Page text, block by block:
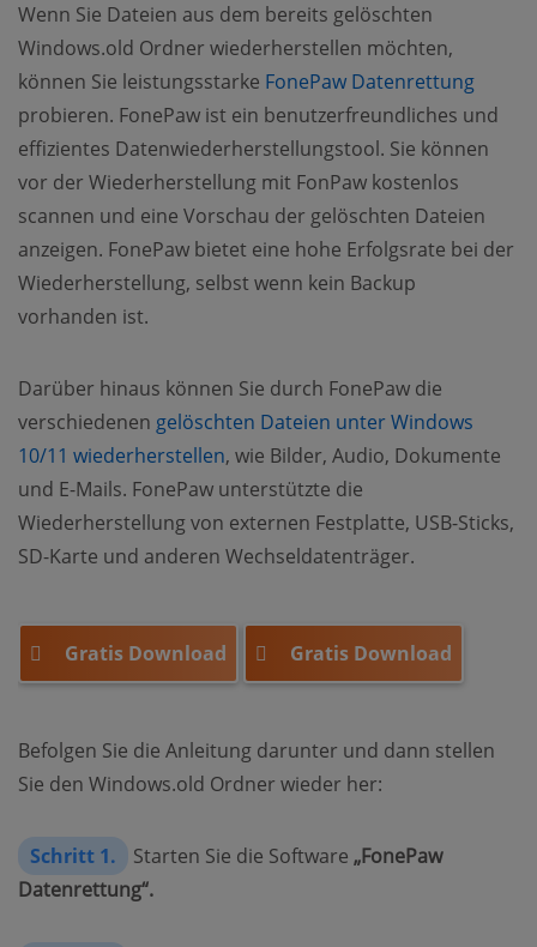
Wenn Sie Dateien aus dem bereits gelöschten
Windows.old Ordner wiederherstellen möchten,
können Sie leistungsstarke FonePaw Datenrettung
probieren. FonePaw ist ein benutzerfreundliches und
effizientes Datenwiederherstellungstool. Sie können
vor der Wiederherstellung mit FonPaw kostenlos
scannen und eine Vorschau der gelöschten Dateien
anzeigen. FonePaw bietet eine hohe Erfolgsrate bei der
Wiederherstellung, selbst wenn kein Backup
vorhanden ist.
Darüber hinaus können Sie durch FonePaw die
verschiedenen gelöschten Dateien unter Windows
10/11 wiederherstellen, wie Bilder, Audio, Dokumente
und E-Mails. FonePaw unterstützte die
Wiederherstellung von externen Festplatte, USB-Sticks,
SD-Karte und anderen Wechseldatenträger.
Gratis Download Gratis Download
Befolgen Sie die Anleitung darunter und dann stellen
Sie den Windows.old Ordner wieder her:
Schritt 1. Starten Sie die Software „FonePaw
Datenrettung“.